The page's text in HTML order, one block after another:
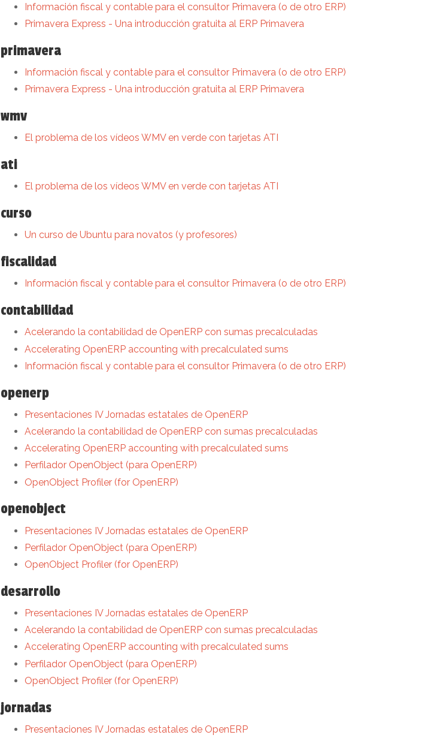
Información fiscal y contable para el consultor Primavera (o de otro ERP)
Primavera Express - Una introducción gratuita al ERP Primavera
primavera
Información fiscal y contable para el consultor Primavera (o de otro ERP)
Primavera Express - Una introducción gratuita al ERP Primavera
wmv
El problema de los vídeos WMV en verde con tarjetas ATI
ati
El problema de los vídeos WMV en verde con tarjetas ATI
curso
Un curso de Ubuntu para novatos (y profesores)
fiscalidad
Información fiscal y contable para el consultor Primavera (o de otro ERP)
contabilidad
Acelerando la contabilidad de OpenERP con sumas precalculadas
Accelerating OpenERP accounting with precalculated sums
Información fiscal y contable para el consultor Primavera (o de otro ERP)
openerp
Presentaciones IV Jornadas estatales de OpenERP
Acelerando la contabilidad de OpenERP con sumas precalculadas
Accelerating OpenERP accounting with precalculated sums
Perfilador OpenObject (para OpenERP)
OpenObject Profiler (for OpenERP)
openobject
Presentaciones IV Jornadas estatales de OpenERP
Perfilador OpenObject (para OpenERP)
OpenObject Profiler (for OpenERP)
desarrollo
Presentaciones IV Jornadas estatales de OpenERP
Acelerando la contabilidad de OpenERP con sumas precalculadas
Accelerating OpenERP accounting with precalculated sums
Perfilador OpenObject (para OpenERP)
OpenObject Profiler (for OpenERP)
jornadas
Presentaciones IV Jornadas estatales de OpenERP